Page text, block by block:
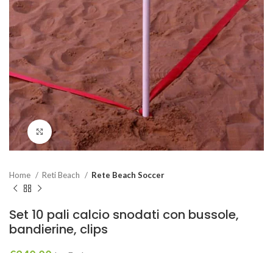
Click to enlarge
Home Reti Beach Rete Beach Soccer
Set 10 pali calcio snodati con bussole,
bandierine, clips